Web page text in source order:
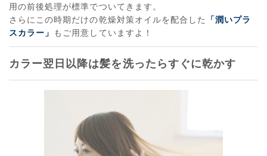
用の前後処理が標準でついてきます。
さらにこの時期だけの乾燥対策オイルを配合した
「潤いプラ
スカラー」
もご用意していますよ！
カラー翌日以降は髪を洗ったらすぐに乾かす